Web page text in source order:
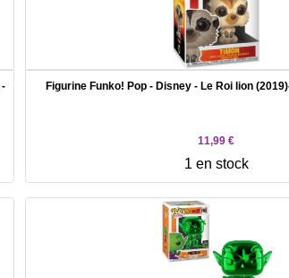
Figurine Funko! Pop - Disney - Le Roi lion
11,99 €
1 en stock